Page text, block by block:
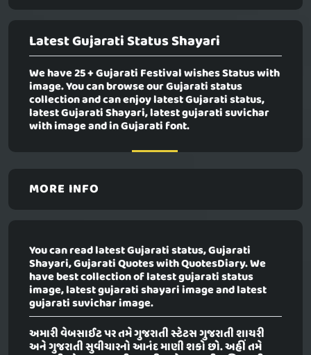
Latest Gujarati Status Shayari
We have 25 + Gujarati Festival wishes Status with
image. You can browse our Gujarati status
collection and can enjoy latest Gujarati status,
latest Gujarati Shayari, latest gujarati suvichar
with image and in Gujarati font.
MORE INFO
You can read latest Gujarati status, Gujarati
Shayari, Gujarati Quotes with QuotesDiary. We
have best collection of latest gujarati status
image, latest gujarati shayari image and latest
gujarati suvichar image.
અમારી વેબસાઈટ પર તમે ગુજરાતી સ્ટેટસ ગુજરાતી શાયરી
અને ગુજરાતી સુવીચારનો આનંદ માણી શકો છો. અહીં તમે